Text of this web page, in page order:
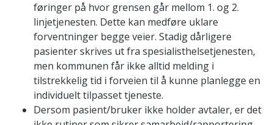
føringer på hvor grensen går mellom 1. og 2.
linjetjenesten. Dette kan medføre uklare
forventninger begge veier. Stadig dårligere
pasienter skrives ut fra spesialisthelsetjenesten,
men kommunen får ikke alltid melding i
tilstrekkelig tid i forveien til å kunne planlegge en
individuelt tilpasset tjeneste.
Dersom pasient/bruker ikke holder avtaler, er det